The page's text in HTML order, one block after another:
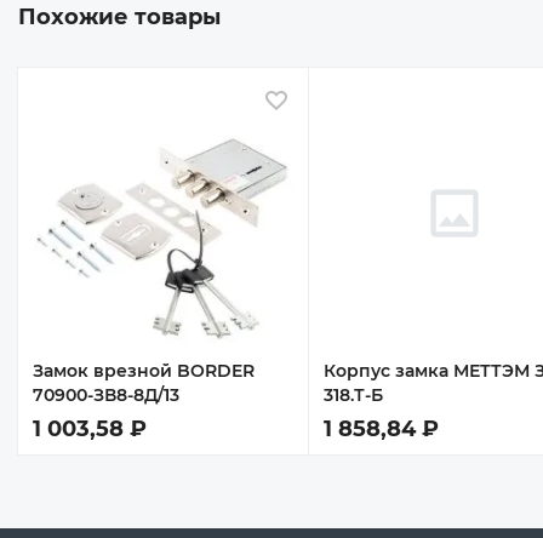
Похожие товары
Замок врезной BORDER
70900-ЗВ8-8Д/13
1 003,58 ₽
В избранное
Корпус замка МЕТТЭМ
318.Т-Б
1 858,84 ₽